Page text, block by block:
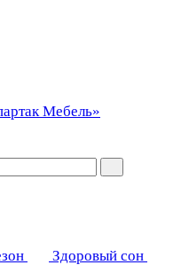
Здоровый сон